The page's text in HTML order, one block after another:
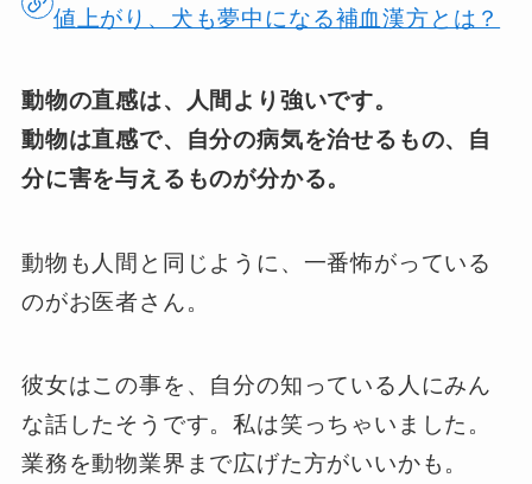
値上がり、犬も夢中になる補血漢方とは？
動物の直感は、人間より強いです。
動物は直感で、自分の病気を治せるもの、自
分に害を与えるものが分かる。
動物も人間と同じように、一番怖がっている
のがお医者さん。
彼女はこの事を、自分の知っている人にみん
な話したそうです。私は笑っちゃいました。
業務を動物業界まで広げた方がいいかも。